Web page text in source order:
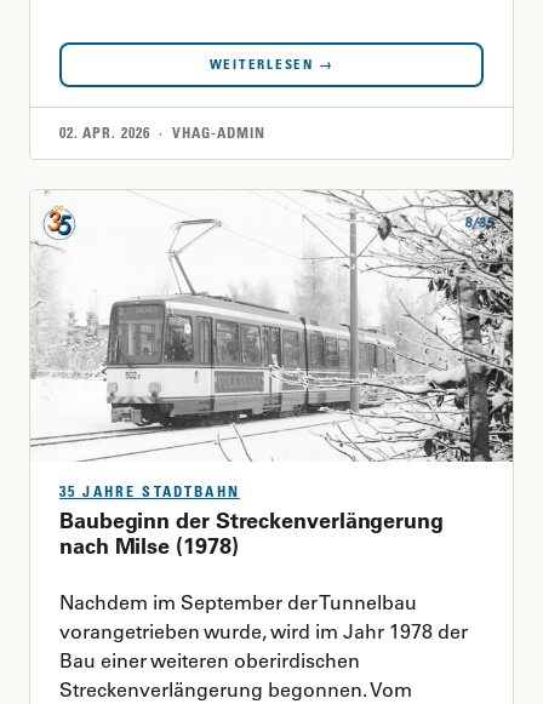
WEITERLESEN →
02. APR. 2026 · VHAG-ADMIN
35 JAHRE STADTBAHN
Baubeginn der Streckenverlängerung
nach Milse (1978)
Nachdem im September der Tunnelbau
vorangetrieben wurde, wird im Jahr 1978 der
Bau einer weiteren oberirdischen
Streckenverlängerung begonnen. Vom